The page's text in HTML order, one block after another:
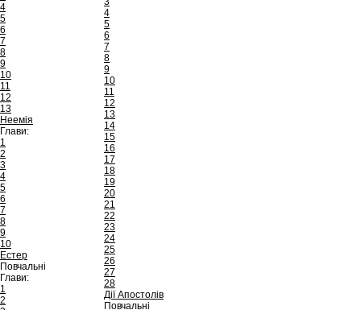
4
5
6
7
8
9
10
11
12
13
Неемія
Глави:
1
2
3
4
5
6
7
8
9
10
Естер
Повчальні
Глави:
1
2
4
5
6
7
8
9
10
11
12
13
14
15
16
17
18
19
20
21
22
23
24
25
26
27
28
Дії Апостолів
Повчальні